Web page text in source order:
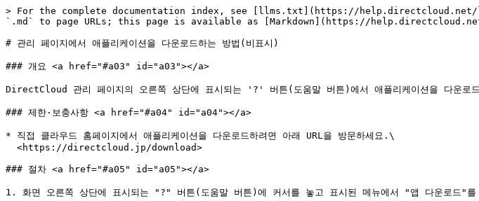
> For the complete documentation index, see [llms.txt](https://help.directcloud.net/
`.md` to page URLs; this page is available as [Markdown](https://help.directcloud.net/
# 관리 페이지에서 애플리케이션을 다운로드하는 방법(비표시)
### 개요 <a href="#a03" id="a03"></a>
DirectCloud 관리 페이지의 오른쪽 상단에 표시되는 '?' 버튼(도움말 버튼)에서 애플리케이션을 다운로
### 제한·보충사항 <a href="#a04" id="a04"></a>
* 직접 클라우드 홈페이지에서 애플리케이션을 다운로드하려면 아래 URL을 방문하세요.\
### 절차 <a href="#a05" id="a05"></a>
1. 화면 오른쪽 상단에 표시되는 "?" 버튼(도움말 버튼)에 커서를 놓고 표시된 메뉴에서 "앱 다운로드"를